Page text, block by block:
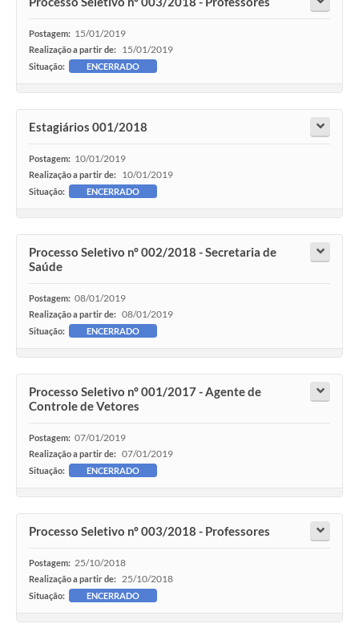
Postagem: 15/01/2019
Realização a partir de: 15/01/2019
Situação: ENCERRADO
Estagiários 001/2018
Postagem: 10/01/2019
Realização a partir de: 10/01/2019
Situação: ENCERRADO
Processo Seletivo nº 002/2018 - Secretaria de
Saúde
Postagem: 08/01/2019
Realização a partir de: 08/01/2019
Situação: ENCERRADO
Processo Seletivo nº 001/2017 - Agente de
Controle de Vetores
Postagem: 07/01/2019
Realização a partir de: 07/01/2019
Situação: ENCERRADO
Processo Seletivo nº 003/2018 - Professores
Postagem: 25/10/2018
Realização a partir de: 25/10/2018
Situação: ENCERRADO